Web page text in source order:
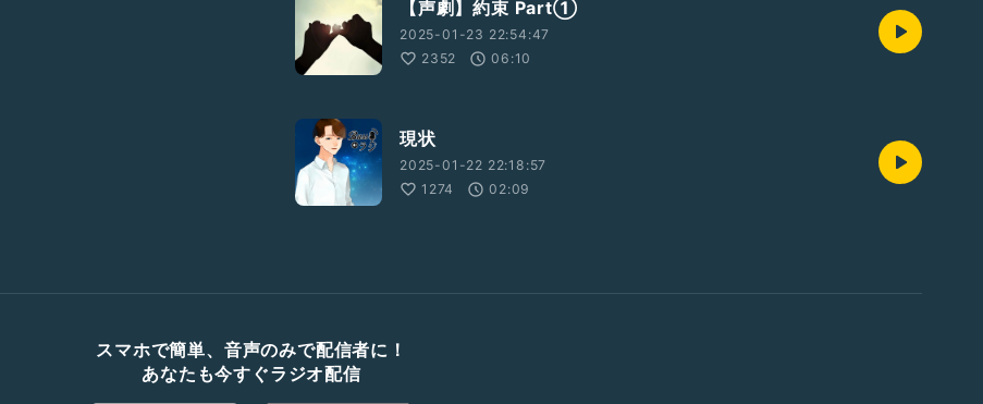
【声劇】約束 Part①
2025-01-23 22:54:47
2352
06:10
現状
2025-01-22 22:18:57
1274
02:09
スマホで簡単、音声のみで配信者に！
あなたも今すぐラジオ配信